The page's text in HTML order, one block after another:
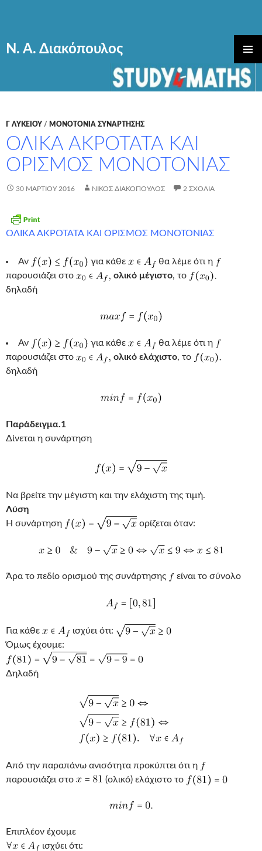
Ν. Α. Διακόπουλος
ΚΎΡΙΟ
ΜΕΝΟΎ
Γ ΛΥΚΕΊΟΥ / ΜΟΝΟΤΟΝΙΑ ΣΥΝΑΡΤΗΣΗΣ
ΟΛΙΚΑ ΑΚΡΟΤΑΤΑ ΚΑΙ
ΟΡΙΣΜΟΣ ΜΟΝΟΤΟΝΙΑΣ
30 ΜΑΡΤΊΟΥ 2016 ΝΊΚΟΣ ΔΙΑΚΌΠΟΥΛΟΣ 2 ΣΧΌΛΙΑ
ΟΛΙΚΑ ΑΚΡΟΤΑΤΑ ΚΑΙ ΟΡΙΣΜΟΣ ΜΟΝΟΤΟΝΙΑΣ
Αν για κάθε
θα λέμε ότι η
παρουσιάζει στο
ολικό μέγιστο, το
δηλαδή
Αν για κάθε
θα λέμε ότι η
παρουσιάζει στο
ολικό ελάχιστο, το
δηλαδή
Παράδειγμα.1
Δίνεται η συνάρτηση
Να βρείτε την μέγιστη και την ελάχιστη της τιμή.
Λύση
Η συνάρτηση
ορίζεται όταν:
Άρα το πεδίο ορισμού της συνάρτησης είναι το σύνολο
Για κάθε
ισχύει ότι:
Όμως έχουμε:
Δηλαδή
Από την παραπάνω ανισότητα προκύπτει ότι η
παρουσιάζει στο
(ολικό) ελάχιστο το
Επιπλέον έχουμε
ισχύει ότι: